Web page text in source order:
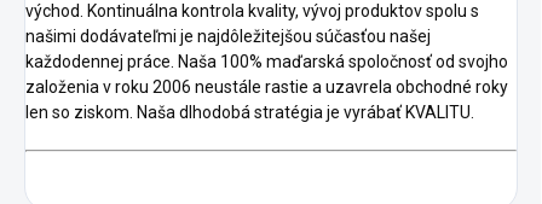
východ. Kontinuálna kontrola kvality, vývoj produktov spolu s
našimi dodávateľmi je najdôležitejšou súčasťou našej
každodennej práce. Naša 100% maďarská spoločnosť od svojho
založenia v roku 2006 neustále rastie a uzavrela obchodné roky
len so ziskom. Naša dlhodobá stratégia je vyrábať KVALITU.